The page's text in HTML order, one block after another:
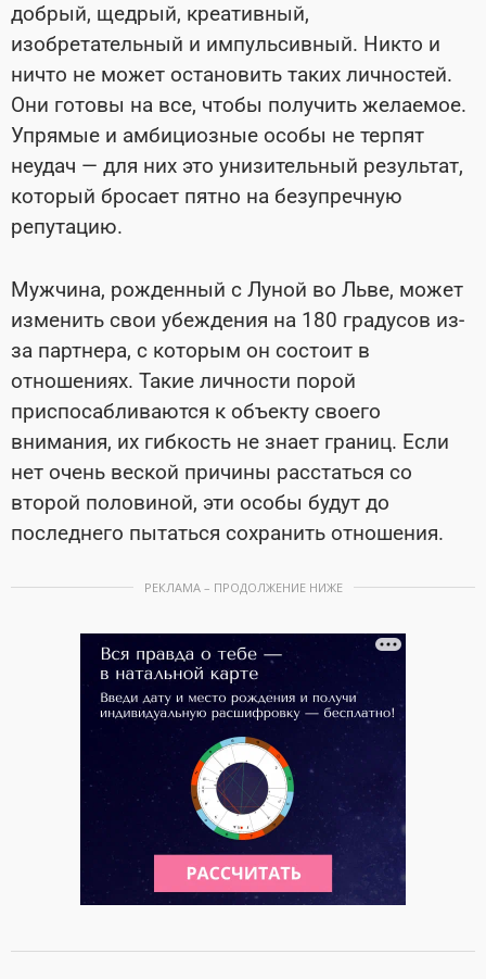
добрый, щедрый, креативный,
изобретательный и импульсивный. Никто и
ничто не может остановить таких личностей.
Они готовы на все, чтобы получить желаемое.
Упрямые и амбициозные особы не терпят
неудач — для них это унизительный результат,
который бросает пятно на безупречную
репутацию.
Мужчина, рожденный с Луной во Льве, может
изменить свои убеждения на 180 градусов из-
за партнера, с которым он состоит в
отношениях. Такие личности порой
приспосабливаются к объекту своего
внимания, их гибкость не знает границ. Если
нет очень веской причины расстаться со
второй половиной, эти особы будут до
последнего пытаться сохранить отношения.
РЕКЛАМА – ПРОДОЛЖЕНИЕ НИЖЕ